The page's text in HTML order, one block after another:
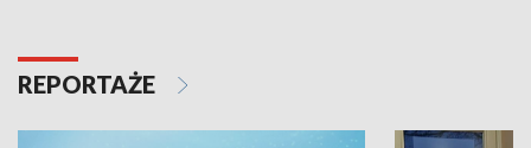
REPORTAŻE